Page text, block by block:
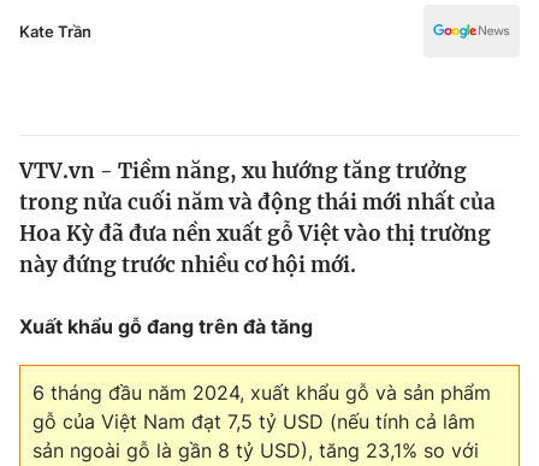
Thế giới
Tin tức
Thế giới đó đây
Câu chuyện quốc tế
Thị trường
Góc doanh nghiệp
Dữ liệu và đời sống
Truyền hình
Y tế
Kate Trần
VTV.vn - Tiềm năng, xu hướng tăng trưởng
trong nửa cuối năm và động thái mới nhất của
Hoa Kỳ đã đưa nền xuất gỗ Việt vào thị trường
này đứng trước nhiều cơ hội mới.
Xuất khẩu gỗ đang trên đà tăng
6 tháng đầu năm 2024, xuất khẩu gỗ và sản phẩm
gỗ của Việt Nam đạt 7,5 tỷ USD (nếu tính cả lâm
sản ngoài gỗ là gần 8 tỷ USD), tăng 23,1% so với